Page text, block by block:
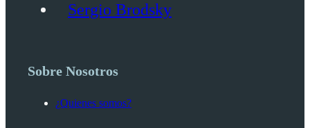
Sergio Brodsky
Sobre Nosotros
¿Quienes somos?